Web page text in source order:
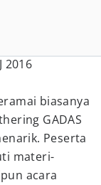
2016
biasanya
GADAS
Peserta
materi-
acara